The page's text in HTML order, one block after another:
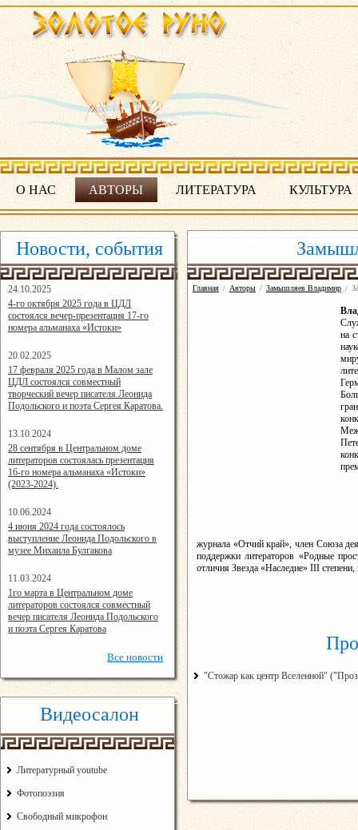
О НАС АВТОРЫ ЛИТЕРАТУРА КУЛЬТУРА
Новости, события
24.10.2025
16:19:07
4-го октября 2025 года в ЦДЛ
состоялся вечер-презентация 17-го
номера альманаха «Истоки»
20.02.2025
14:24:00
17 февраля 2025 года в Малом зале
ЦДЛ состоялся совместный
творческий вечер писателя Леонида
Подольского и поэта Сергея Каратова.
13.10.2024
14:08:11
28 сентября в Центральном доме
литераторов состоялась презентация
16-го номера альманаха «Истоки»
(2023-2024).
10.06.2024
15:02:44
4 июня 2024 года состоялось
выступление Леонида Подольского в
музее Михаила Булгакова
11.03.2024
15:06:16
1го марта в Центральном доме
литераторов состоялся совместный
вечер писателя Леонида Подольского
и поэта Сергея Каратова
Все новости
Видеосалон
Литературный youtube
Фотопоэзия
Свободный микрофон
Главная / Авторы / Замышляев Владимир /
на
журнала «Отчий край», член Союза
поддержки литераторов «Родные
отличия Звезда «Наследие» III
"Стожар как центр Вселенной"